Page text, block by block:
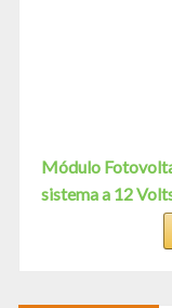
Módulo
sistema a 12